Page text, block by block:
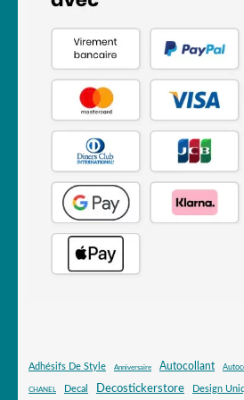
Adhésifs De Style Anniversaire Autocollant
CHANEL Decal Decostickerstore Design